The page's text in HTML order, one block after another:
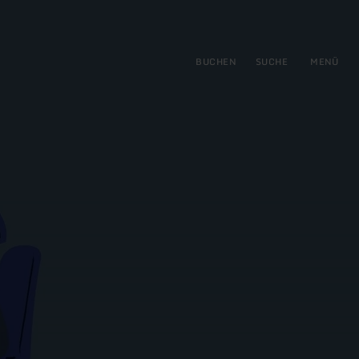
BUCHEN SUCHE MENÜ